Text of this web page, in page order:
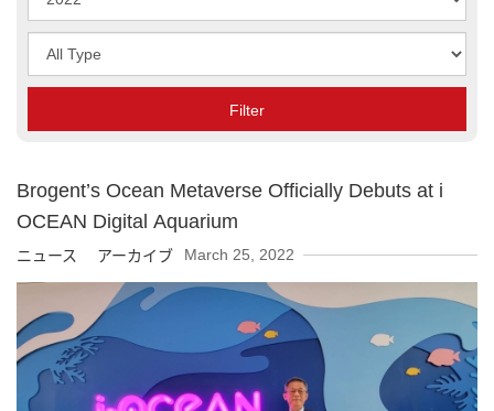
Type
Filter
Brogent’s Ocean Metaverse Officially Debuts at i
OCEAN Digital Aquarium
ニュース アーカイブ March 25, 2022